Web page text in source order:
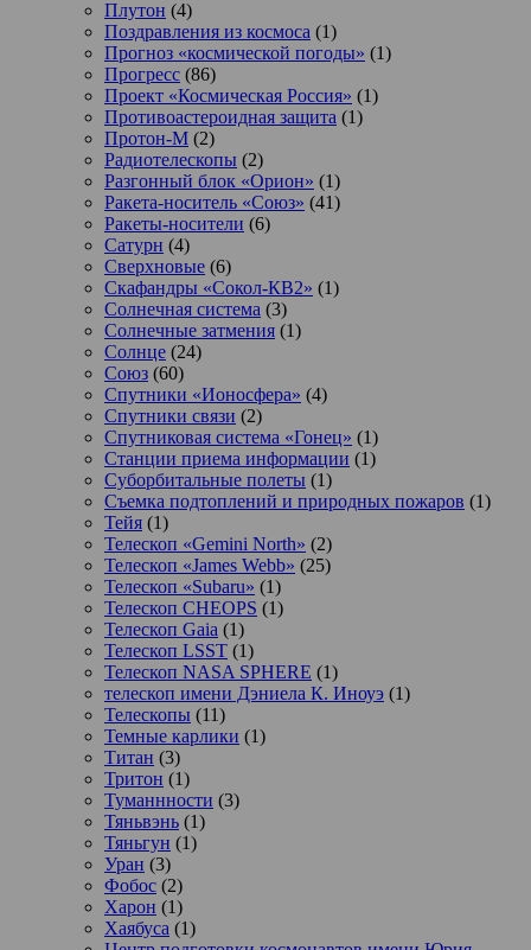
Плутон (4)
Поздравления из космоса (1)
Прогноз «космической погоды» (1)
Прогресс (86)
Проект «Космическая Россия» (1)
Противоастероидная защита (1)
Протон-М (2)
Радиотелескопы (2)
Разгонный блок «Орион» (1)
Ракета-носитель «Союз» (41)
Ракеты-носители (6)
Сатурн (4)
Сверхновые (6)
Скафандры «Сокол-КВ2» (1)
Солнечная система (3)
Солнечные затмения (1)
Солнце (24)
Союз (60)
Спутники «Ионосфера» (4)
Спутники связи (2)
Спутниковая система «Гонец» (1)
Станции приема информации (1)
Суборбитальные полеты (1)
Съемка подтоплений и природных пожаров (1)
Тейя (1)
Телескоп «Gemini North» (2)
Телескоп «James Webb» (25)
Телескоп «Subaru» (1)
Телескоп CHEOPS (1)
Телескоп Gaia (1)
Телескоп LSST (1)
Телескоп NASA SPHERE (1)
телескоп имени Дэниела К. Иноуэ (1)
Телескопы (11)
Темные карлики (1)
Титан (3)
Тритон (1)
Туманнности (3)
Тяньвэнь (1)
Тяньгун (1)
Уран (3)
Фобос (2)
Харон (1)
Хаябуса (1)